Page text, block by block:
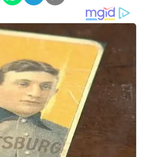
5 lampiran I yang menjadi
Martinez harusnya tidak
karena pemain yang
tidak boleh bermain hingga
beres.
untuk laga-laga timnas
25 Maret. Sehingga
baru boleh main